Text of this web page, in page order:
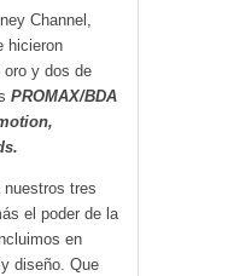
Channel,
hicieron
oro y dos de
PROMAX/BDA
nuestros tres
el poder de la
en
diseño. Que